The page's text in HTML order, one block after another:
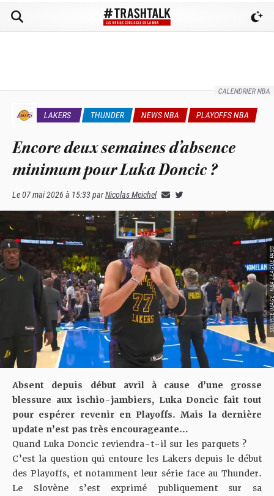
CALENDRIER NBA
LAKERS THUNDER NEWS NBA PLAYOFFS NBA
Encore deux semaines d’absence
minimum pour Luka Doncic ?
Le07 mai 2026 à 15:33parNicolas Meichel
SOURCE
Absent depuis début avril à cause d’une grosse
blessure aux ischio-jambiers, Luka Doncic fait tout
pour espérer revenir en Playoffs. Mais la dernière
update n’est pas très encourageante…
Quand Luka Doncic reviendra-t-il sur les parquets ?
C’est la question qui entoure les Lakers depuis le début
des Playoffs, et notamment leur série face au Thunder.
Le Slovène s’est exprimé publiquement sur sa